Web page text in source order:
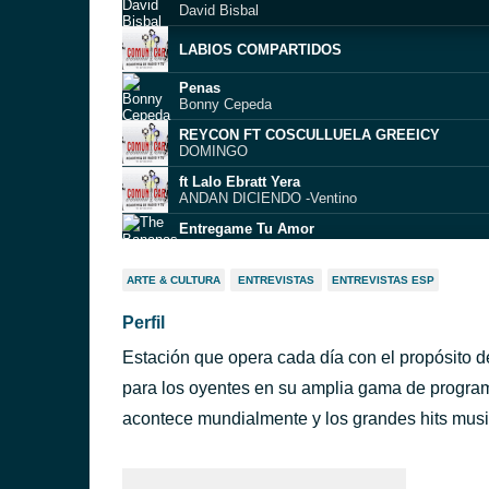
David Bisbal
LABIOS COMPARTIDOS
Penas
Bonny Cepeda
REYCON FT COSCULLUELA GREEICY
DOMINGO
ft Lalo Ebratt Yera
ANDAN DICIENDO -Ventino
Entregame Tu Amor
Boom, Boom, Boom, Boom!! (airplay)
La mejor versión de mí (remix)
Natti Natasha & Prince Royce
Nuquí (Te quiero para mí)
ARTE & CULTURA ENTREVISTAS ENTREVISTAS ESP
Perfil
Estación que opera cada día con el propósito
para los oyentes en su amplia gama de
acontece mundialmente y los grandes hits